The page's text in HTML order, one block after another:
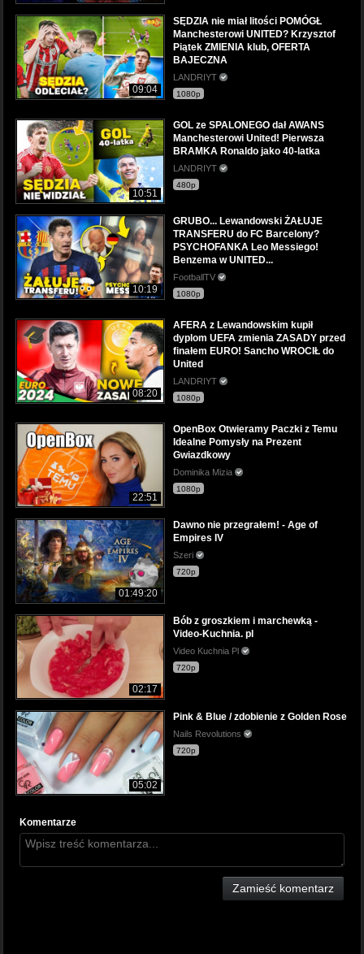
09:04
SĘDZIA nie miał litości POMÓGŁ
Manchesterowi UNITED? Krzysztof
Piątek ZMIENIA klub, OFERTA
BAJECZNA
LANDRIYT
1080p
10:51
GOL ze SPALONEGO dał AWANS
Manchesterowi United! Pierwsza
BRAMKA Ronaldo jako 40-latka
LANDRIYT
480p
10:19
GRUBO... Lewandowski ŻAŁUJE
TRANSFERU do FC Barcelony?
PSYCHOFANKA Leo Messiego!
Benzema w UNITED...
FootballTV
1080p
08:20
AFERA z Lewandowskim kupił
dyplom UEFA zmienia ZASADY przed
finałem EURO! Sancho WROCIŁ do
United
LANDRIYT
1080p
22:51
OpenBox Otwieramy Paczki z Temu
Idealne Pomysły na Prezent
Gwiazdkowy
Dominika Mizia
1080p
01:49:20
Dawno nie przegrałem! - Age of
Empires IV
Szeri
720p
02:17
Bób z groszkiem i marchewką -
Video-Kuchnia. pl
Video Kuchnia Pl
720p
05:02
Pink & Blue / zdobienie z Golden Rose
Nails Revolutions
720p
Komentarze
Zamieść komentarz